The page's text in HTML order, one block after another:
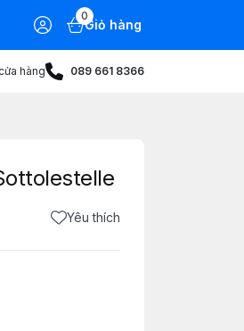
0
Giỏ hàng
hàng 089 661 8366
Yêu thích